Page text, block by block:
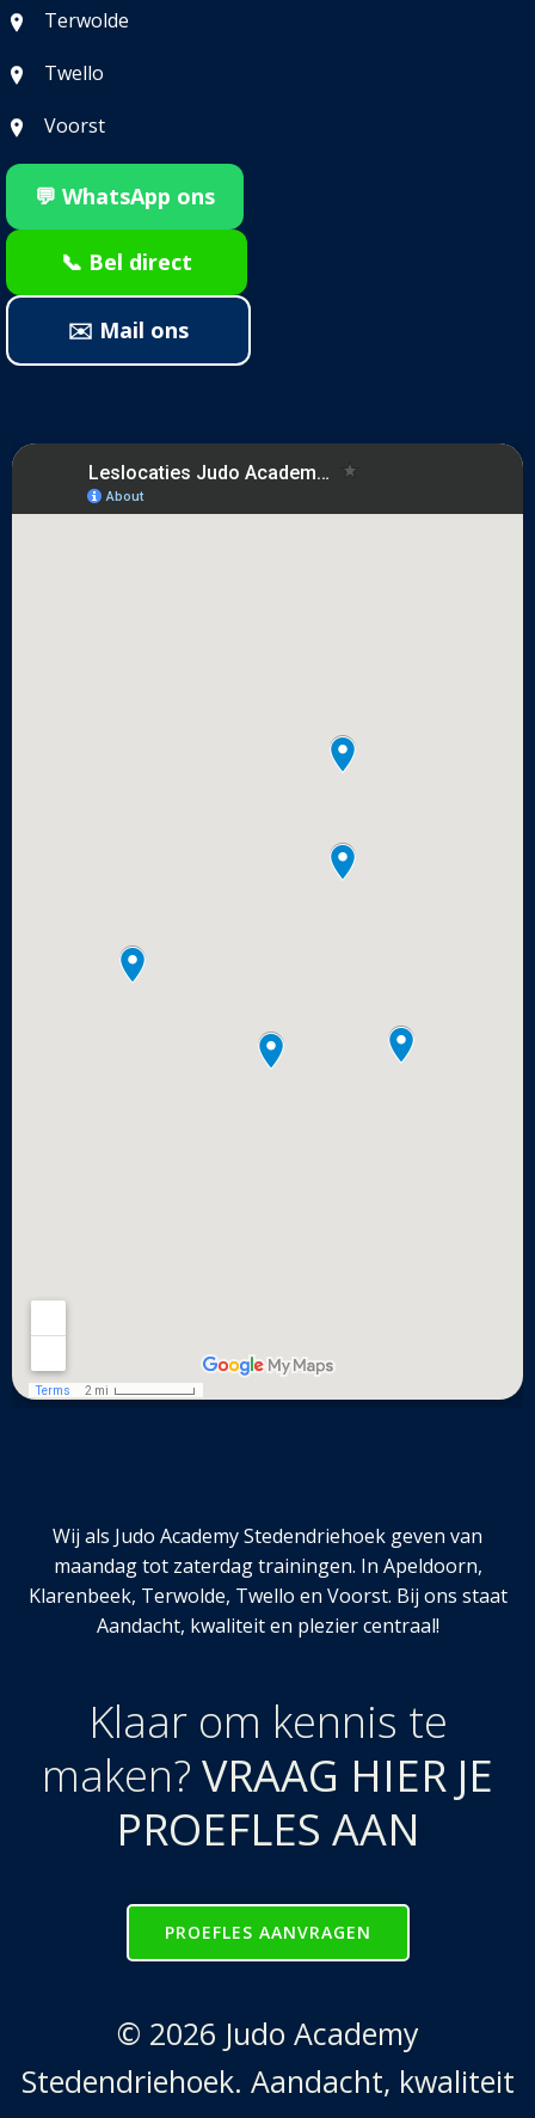
Terwolde
Twello
Voorst
💬 WhatsApp ons
📞 Bel direct
✉️ Mail ons
Wij als Judo Academy Stedendriehoek geven van
maandag tot zaterdag trainingen. In Apeldoorn,
Klarenbeek, Terwolde, Twello en Voorst. Bij ons staat
Aandacht, kwaliteit en plezier centraal!
Klaar om kennis te
maken? VRAAG HIER JE
PROEFLES AAN
PROEFLES AANVRAGEN
© 2026 Judo Academy
Stedendriehoek. Aandacht, kwaliteit